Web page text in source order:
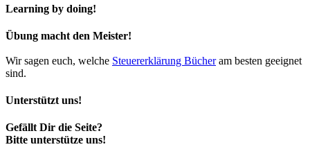
Learning by doing!
Übung macht den Meister!
Wir sagen euch, welche Steuererklärung Bücheram besten geeignet
sind.
Unterstützt uns!
Gefällt Dir die Seite?
Bitte unterstütze uns!